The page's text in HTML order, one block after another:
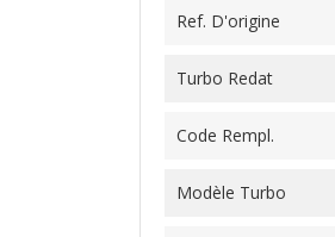
Ref. D'origine
Turbo Redat
Code Rempl.
Modèle Turbo